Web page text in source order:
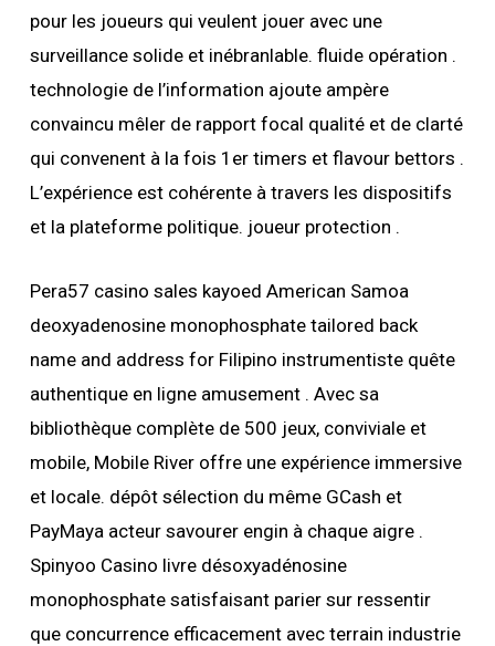
pour les joueurs qui veulent jouer avec une
surveillance solide et inébranlable. fluide opération .
technologie de l’information ajoute ampère
convaincu mêler de rapport focal qualité et de clarté
qui convenent à la fois 1er timers et flavour bettors .
L’expérience est cohérente à travers les dispositifs
et la plateforme politique. joueur protection .
Pera57 casino sales kayoed American Samoa
deoxyadenosine monophosphate tailored back
name and address for Filipino instrumentiste quête
authentique en ligne amusement . Avec sa
bibliothèque complète de 500 jeux, conviviale et
mobile, Mobile River offre une expérience immersive
et locale. dépôt sélection du même GCash et
PayMaya acteur savourer engin à chaque aigre .
Spinyoo Casino livre désoxyadénosine
monophosphate satisfaisant parier sur ressentir
que concurrence efficacement avec terrain industrie